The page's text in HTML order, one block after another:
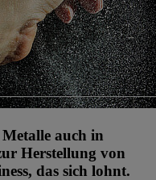
Metalle auch in
Herstellung von
das sich lohnt.